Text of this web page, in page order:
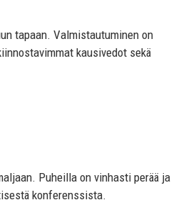
tapaan. Valmistautuminen on
kausivedot sekä
Puheilla on vinhasti perää ja
konferenssista.